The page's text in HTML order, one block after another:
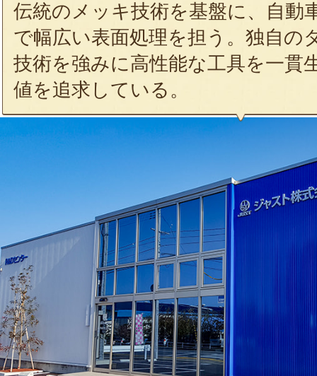
伝統のメッキ技術を基盤に、自動
で幅広い表面処理を担う。独自の
技術を強みに高性能な工具を一貫
値を追求している。